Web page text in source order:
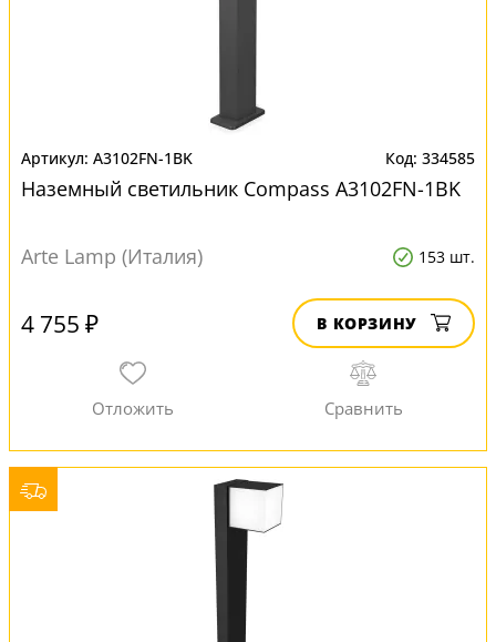
A3102FN-1BK 334585
Наземный светильник Compass A3102FN-1BK
Arte Lamp (Италия) 153 шт.
4 755 ₽ В КОРЗИНУ